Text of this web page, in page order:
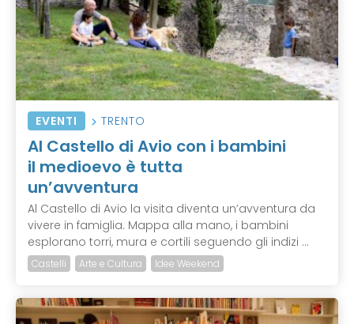
EVENTI TRENTO
Al Castello di Avio con i bambini
il medioevo è tutta
un’avventura
Al Castello di Avio la visita diventa un’avventura da
vivere in famiglia. Mappa alla mano, i bambini
esplorano torri, mura e cortili seguendo gli indizi ...
Castelli Arte e Cultura Idee Weekend